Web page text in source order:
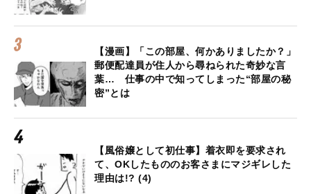
【漫画】「この部屋、何かありましたか？」
郵便配達員が住人から尋ねられた奇妙な言
葉… 仕事の中で知ってしまった“部屋の秘
密”とは
【風俗嬢として初仕事】着衣即を要求され
て、OKしたもののお客さまにマジギレした
理由は!? (4)